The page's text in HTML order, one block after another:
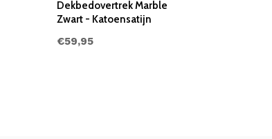
Dekbedovertrek Marble
Zwart - Katoensatijn
€59,95